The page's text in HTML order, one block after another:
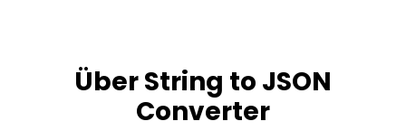
Über String to JSON
Converter